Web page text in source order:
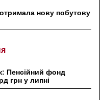
нову побутову
Пенсійний фонд
грн у липні